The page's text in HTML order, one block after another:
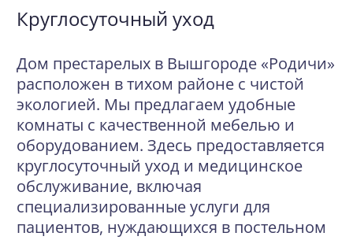
Круглосуточный уход
Дом престарелых в Вышгороде «Родичи»
расположен в тихом районе с чистой
экологией. Мы предлагаем удобные
комнаты с качественной мебелью и
оборудованием. Здесь предоставляется
круглосуточный уход и медицинское
обслуживание, включая
специализированные услуги для
пациентов, нуждающихся в постельном